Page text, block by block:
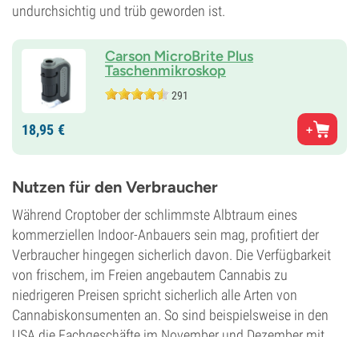
undurchsichtig und trüb geworden ist.
Carson MicroBrite Plus
Taschenmikroskop
291
18,95 €
Nutzen für den Verbraucher
Während Croptober der schlimmste Albtraum eines
kommerziellen Indoor-Anbauers sein mag, profitiert der
Verbraucher hingegen sicherlich davon. Die Verfügbarkeit
von frischem, im Freien angebautem Cannabis zu
niedrigeren Preisen spricht sicherlich alle Arten von
Cannabiskonsumenten an. So sind beispielsweise in den